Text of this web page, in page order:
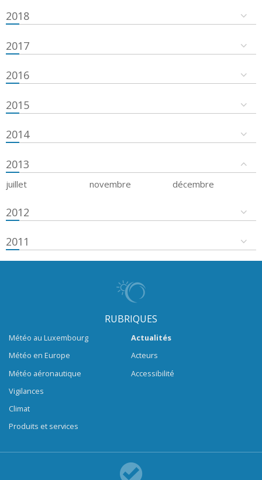
2018
2017
2016
2015
2014
2013
juillet novembre décembre
2012
2011
RUBRIQUES
Météo au Luxembourg
Météo en Europe
Météo aéronautique
Vigilances
Climat
Produits et services
Actualités
Acteurs
Accessibilité